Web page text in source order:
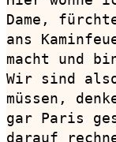
Dame,
ans
macht und
Wir sind
müssen,
gar Paris
darauf